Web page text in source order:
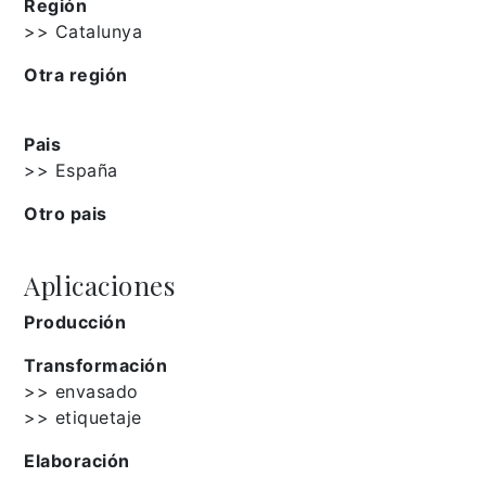
Región
>> Catalunya
Otra región
Pais
>> España
Otro pais
Aplicaciones
Producción
Transformación
>> envasado
>> etiquetaje
Elaboración